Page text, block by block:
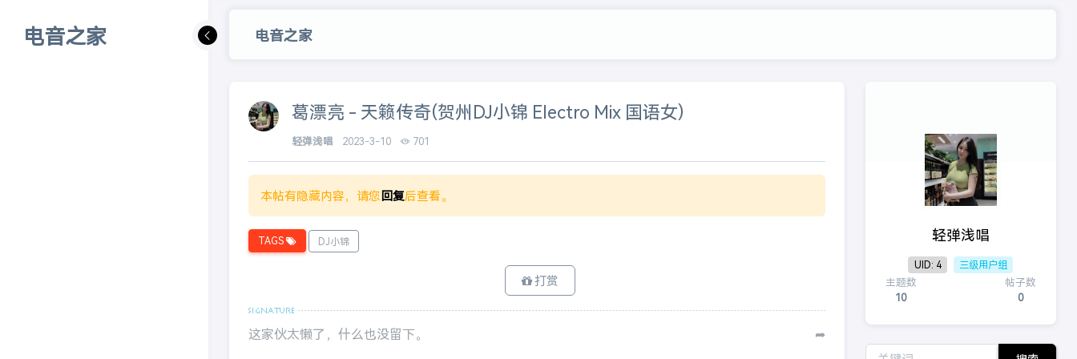
电音之家 电音之家
葛漂亮 - 天籁传奇(贺州DJ小锦 Electro Mix 国语女)
轻弹浅唱 2023-3-10 701
本帖有隐藏内容，请您回复后查看。
TAGS DJ小锦
打赏
这家伙太懒了，什么也没留下。 ➦
轻弹浅唱
UID: 4 三级用户组
主题数
10
帖子数
0